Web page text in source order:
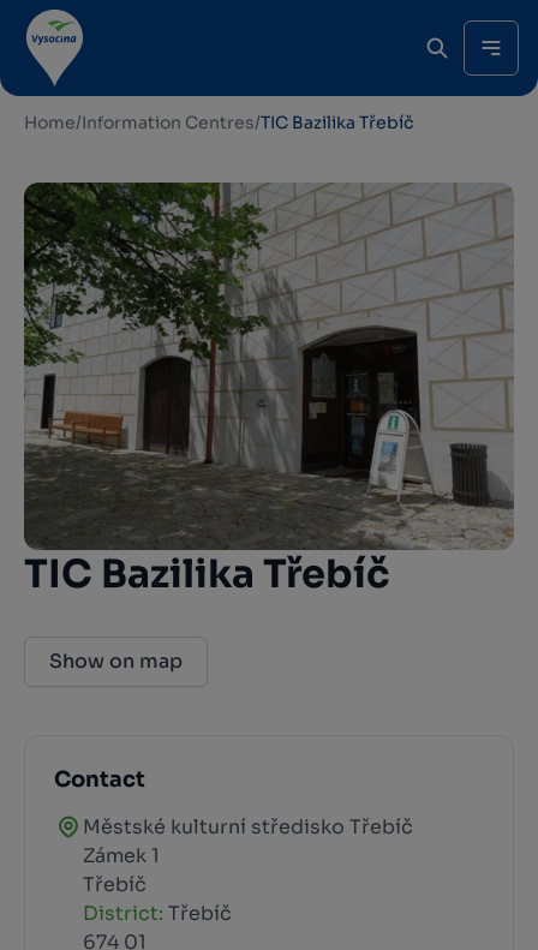
Home/Information Centres/TIC Bazilika Třebíč
TIC Bazilika Třebíč
Show on map
Contact
Městské kulturní středisko Třebíč
Zámek 1
Třebíč
District: Třebíč
674 01